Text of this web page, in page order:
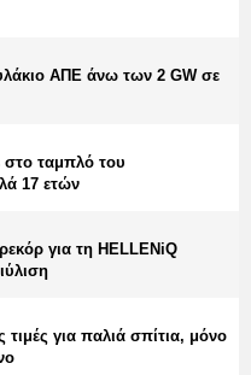
ΑΠΕ άνω των 2 GW σε
στο ταμπλό του
17 ετών
για τη HELLENiQ
τιμές για παλιά σπίτια, μόνο